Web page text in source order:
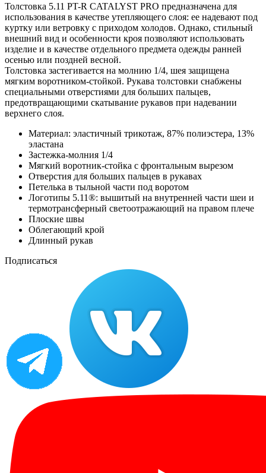
Толстовка 5.11 PT-R CATALYST PRO предназначена для
использования в качестве утепляющего слоя: ее надевают под
куртку или ветровку с приходом холодов. Однако, стильный
внешний вид и особенности кроя позволяют использовать
изделие и в качестве отдельного предмета одежды ранней
осенью или поздней весной.
Толстовка застегивается на молнию 1/4, шея защищена
мягким воротником-стойкой. Рукава толстовки снабжены
специальными отверстиями для больших пальцев,
предотвращающими скатывание рукавов при надевании
верхнего слоя.
Материал: эластичный трикотаж, 87% полиэстера, 13%
эластана
Застежка-молния 1/4
Мягкий воротник-стойка с фронтальным вырезом
Отверстия для больших пальцев в рукавах
Петелька в тыльной части под воротом
Логотипы 5.11®: вышитый на внутренней части шеи и
термотрансферный светоотражающий на правом плече
Плоские швы
Облегающий крой
Длинный рукав
Подписаться